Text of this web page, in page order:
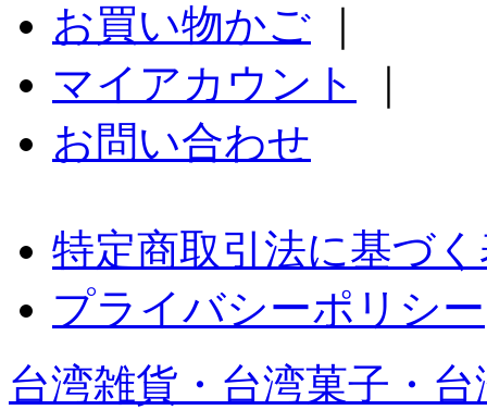
お買い物かご
マイアカウント
お問い合わせ
特定商取引法に基づ
プライバシーポリシー
台湾雑貨・台湾菓子・